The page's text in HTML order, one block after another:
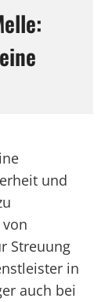
und
Streuung
in
auch bei